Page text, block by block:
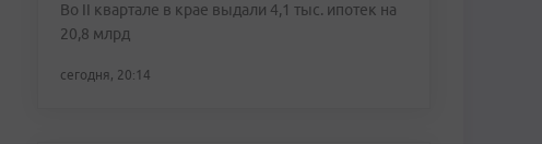
Во II квартале в крае выдали 4,1 тыс. ипотек на
20,8 млрд
сегодня, 20:14